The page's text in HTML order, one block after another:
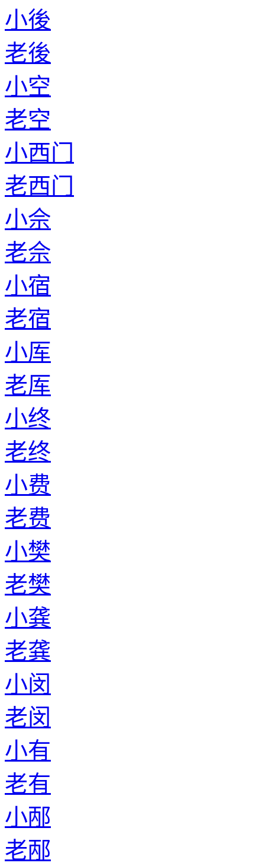
小後
老後
小空
老空
小西门
老西门
小佘
老佘
小宿
老宿
小厍
老厍
小终
老终
小费
老费
小樊
老樊
小龚
老龚
小闵
老闵
小有
老有
小邴
老邴